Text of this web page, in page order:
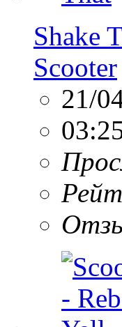
Shake
Scooter
21/